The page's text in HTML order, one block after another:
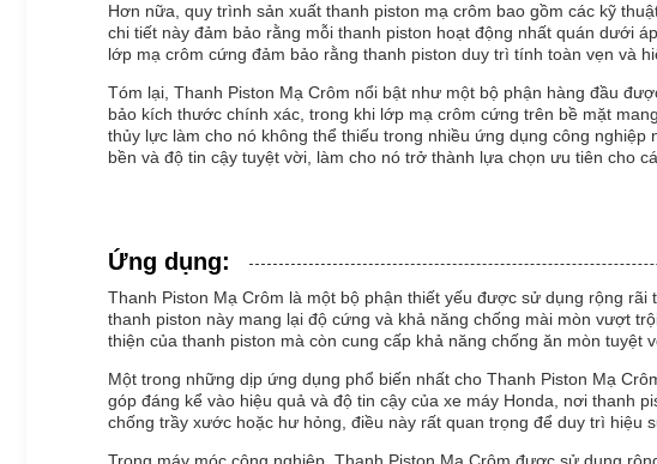
Hơn nữa, quy trình sản xuất thanh piston mạ crôm bao gồm các kỹ
chi tiết này đảm bảo rằng mỗi thanh piston hoạt động nhất quán dưới
lớp mạ crôm cứng đảm bảo rằng thanh piston duy trì tính toàn vẹn và
Tóm lại, Thanh Piston Mạ Crôm nổi bật như một bộ phận hàng đầu
bảo kích thước chính xác, trong khi lớp mạ crôm cứng trên bề mặt
thủy lực làm cho nó không thể thiếu trong nhiều ứng dụng công
bền và độ tin cậy tuyệt vời, làm cho nó trở thành lựa chọn ưu tiên cho
Ứng dụng:
Thanh Piston Mạ Crôm là một bộ phận thiết yếu được sử dụng rộng
thanh piston này mang lại độ cứng và khả năng chống mài mòn vượt
thiện của thanh piston mà còn cung cấp khả năng chống ăn mòn
Một trong những dịp ứng dụng phổ biến nhất cho Thanh Piston Mạ
góp đáng kể vào hiệu quả và độ tin cậy của xe máy Honda, nơi thanh
chống trầy xước hoặc hư hỏng, điều này rất quan trọng để duy trì hiệu